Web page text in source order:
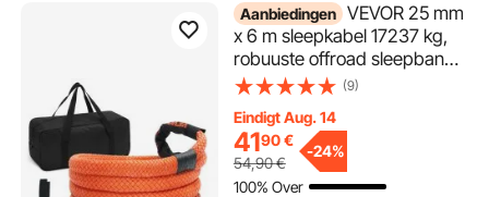
Aanbiedingen VEVOR 25 mm
x 6 m sleepkabel 17237 kg,
robuuste offroad sleepband,
extreem duurzame
elastische energie voor Jeep,
auto, vrachtwagen, ATV,
UTV, SUV, tractor
(9)
Eindigt Aug. 14
4190€
54,90€
-24%
100% Over